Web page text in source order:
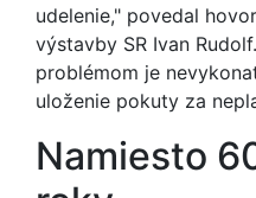
udelenie," povedal
výstavby SR Ivan
problémom je
uloženie pokuty za
Namiesto